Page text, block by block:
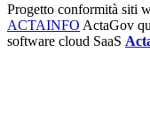
Progetto conformità siti
ACTAINFO ActaGov
software cloud SaaS